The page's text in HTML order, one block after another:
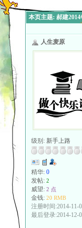
本页主题: 郝建
人生麦原
级别: 新手上路
精华: 0
发帖: 2
威望: 2 点
金钱: 20 RMB
注册时间:2014-11-
最后登录:2014-12-